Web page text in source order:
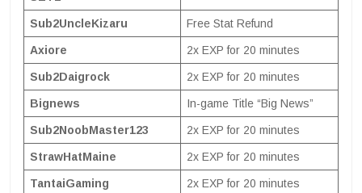
Sub2UncleKizaru Free Stat Refund
Axiore 2x EXP for 20 minutes
Sub2Daigrock 2x EXP for 20 minutes
Bignews In-game Title “Big News”
Sub2NoobMaster123 2x EXP for 20 minutes
StrawHatMaine 2x EXP for 20 minutes
TantaiGaming 2x EXP for 20 minutes